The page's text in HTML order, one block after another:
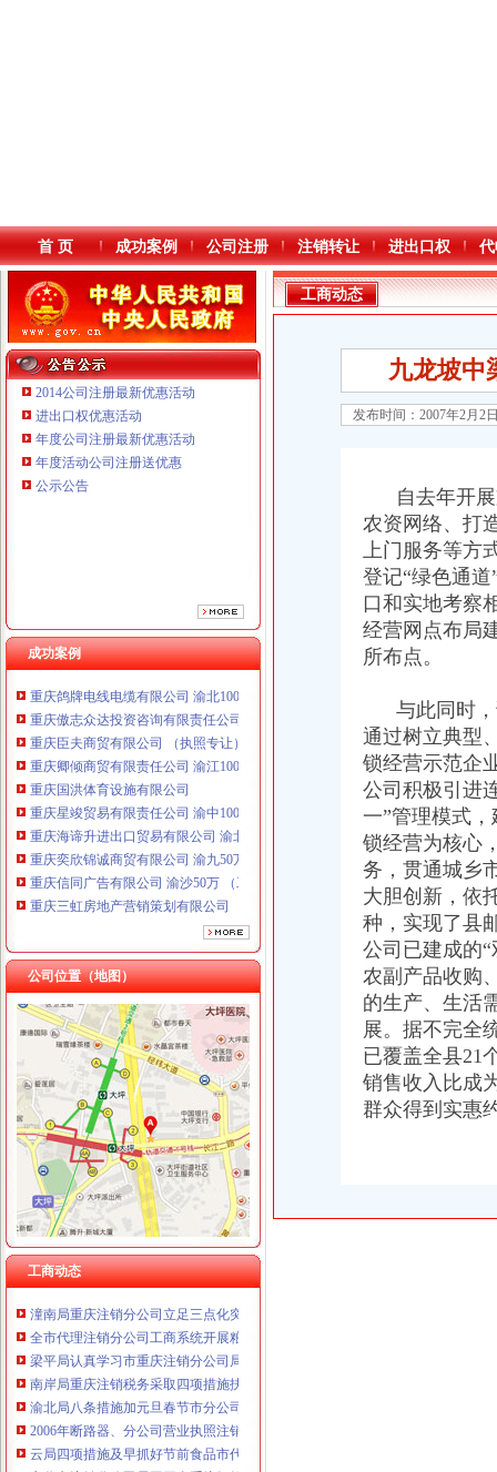
本站导航
首 页 成功案例 公司注册 注销转让 进出口权
2014公司注册最新优惠活动
进出口权优惠活动
年度公司注册最新优惠活动
年度活动公司注册送优惠
公示公告
成功案例
重庆傲志众达投资咨询有限责任公司 渝九1000万 （增资）
重庆臣夫商贸有限公司 （执照专让）
重庆卿倾商贸有限责任公司 渝江100万 （工商注册）
重庆国洪体育设施有限公司
重庆星竣贸易有限责任公司 渝中100万 （进出口权）
重庆海谛升进出口贸易有限公司 渝北100万 （进出口权）
重庆奕欣锦诚商贸有限公司 渝九50万 （工商注册）
重庆信同广告有限公司 渝沙50万 （工商注册）
重庆三虹房地产营销策划有限公司
重庆宝鹰汽车销售有限公司
重庆鸽牌电线电缆有限公司 渝北10010万 (进出口权)
重庆傲志众达投资咨询有限责任公司 渝九1000万 （增资）
重庆臣夫商贸有限公司 （执照专让）
重庆卿倾商贸有限责任公司 渝江100万 （工商注册）
重庆国洪体育设施有限公司
重庆星竣贸易有限责任公司 渝中100万 （进出口权）
重庆海谛升进出口贸易有限公司 渝北100万 （进出口权）
重庆奕欣锦诚商贸有限公司 渝九50万 （工商注册）
重庆信同广告有限公司 渝沙50万 （工商注册）
重庆三虹房地产营销策划有限公司
重庆宝鹰汽车销售有限公司
公司位置（地图）
工商动态
工商动态
全市代理注销分公司区县局信用信息化岗位大练抽考和竞赛正式开考
北碚局代理注销分公司缙云工商所五项措施推进工商所12315分类监管平台应用
永川区出台实施品牌战略措施
高新区局围绕“三项重点工作、两项突破工作”代办注销分公司谋划2007年工作
巴南局“三个加”代办注销分公司大力实施消费安全放心工程
市重庆注销分公司局高印平副巡视员到渝北局检查指导工作
江北局三项措施达全市重庆注销分公司工商工作会议精
巴南局着力造“三部”重庆注销分公司化办公室工作
全系统2006年消费维权效果明显
2006年无照经营案件呈现五大征
全市代理注销分公司工商系统开展粮油市场专项检查况
梁平局认真学习市重庆注销分公司局机关处级以上干部大会会议精
南岸局重庆注销税务采取四项措施扶持弱势群体
渝北局八条措施加元旦春节市分公司营业执照注销场监管
2006年断路器、分公司营业执照注销漏电断路器质量监测合格率62.34%
云局四项措施及早抓好节前食品市代办注销分公司场监管
市代办注销分公司局召开全系统组织人事工作会议
工商动态
九龙坡中
发布时间：2007年2月2
自去年开展
农资网络、打
上门服务等方
登记“绿色通
口和实地考察
经营网点布局
所布点。
与此同时，
通过树立典型
锁经营示范企
公司积极引进
一”管理模式
锁经营为核心
务，贯通城乡
大胆创新，依
种，实现了县
公司已建成的
农副产品收购
的生产、生活
展。据不完全
已覆盖全县21
销售收入比成
群众得到实惠